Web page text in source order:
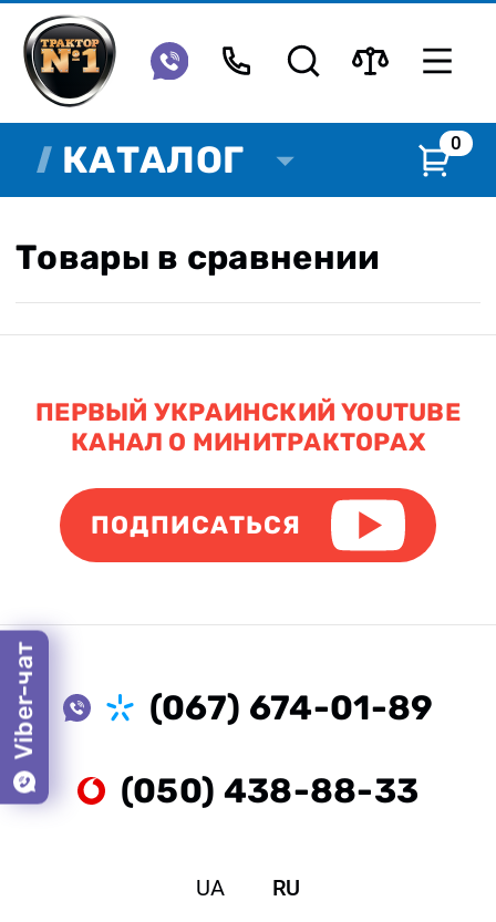
КАТАЛОГ 0
Товары в сравнении
Viber-чат
ПЕРВЫЙ УКРАИНСКИЙ YOUTUBE
КАНАЛ О МИНИТРАКТОРАХ
ПОДПИСАТЬСЯ
(067) 674-01-89
(050) 438-88-33
UA RU